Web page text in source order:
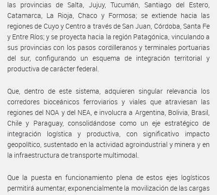
las provincias de Salta, Jujuy, Tucumán, Santiago del Estero,
Catamarca, La Rioja, Chaco y Formosa; se extiende hacia las
regiones de Cuyo y Centro a través de San Juan, Córdoba, Santa Fe
y Entre Ríos; y se proyecta hacia la región Patagónica, vinculando a
sus provincias con los pasos cordilleranos y terminales portuarias
del sur, configurando un esquema de integración territorial y
productiva de carácter federal.
Que, dentro de este sistema, adquieren singular relevancia los
corredores bioceánicos ferroviarios y viales que atraviesan las
regiones del NOA y del NEA, e involucra a Argentina, Bolivia, Brasil,
Chile y Paraguay, consolidándose como un eje estratégico de
integración logística y productiva, con significativo impacto
geopolítico, sustentado en la actividad agroindustrial y minera y en
la infraestructura de transporte multimodal.
Que la puesta en funcionamiento plena de estos ejes logísticos
permitirá aumentar, exponencialmente la movilización de las cargas